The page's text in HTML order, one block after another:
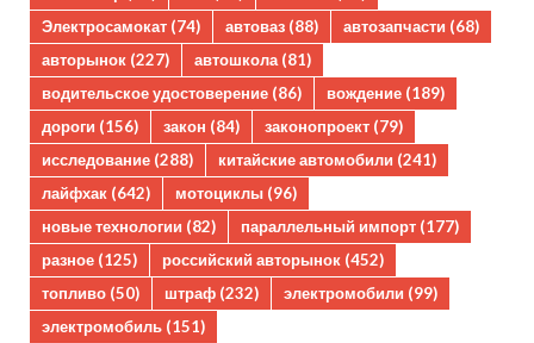
Электросамокат (74) автоваз (88) автозапчасти (68)
авторынок (227) автошкола(81)
водительское удостоверение (86) вождение (189)
дороги (156) закон (84) законопроект (79)
исследование (288) китайские автомобили (241)
лайфхак (642) мотоциклы (96)
новые технологии (82) параллельный импорт (177)
разное (125) российский авторынок (452)
топливо (50) штраф (232) электромобили (99)
электромобиль (151)